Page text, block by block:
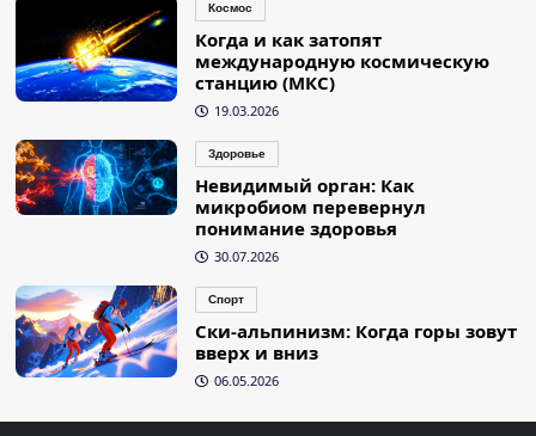
Космос
Когда и как затопят
международную космическую
станцию (МКС)
19.03.2026
Здоровье
Невидимый орган: Как
микробиом перевернул
понимание здоровья
30.07.2026
Спорт
Ски-альпинизм: Когда горы зовут
вверх и вниз
06.05.2026